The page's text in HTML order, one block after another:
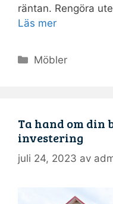
räntan. Rengöra
Läs mer
Kategorier
Möbler
Ta hand om din
investering
juli 24, 2023 av